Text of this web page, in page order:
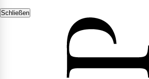
Schließen